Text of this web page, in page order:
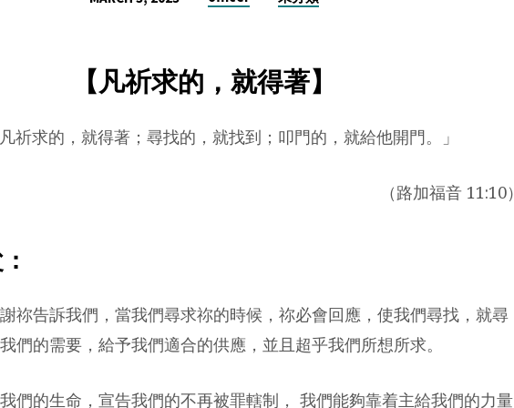
【凡祈求的，就得著】
祈求的，就得著；尋找的，就找到；叩門的，就給他開門。」
（路加福音 11:10）
祢告訴我們，當我們尋求祢的時候，祢必會回應，使我們尋找，就尋
們的需要，給予我們適合的供應，並且超乎我們所想所求。
們的生命，宣告我們的不再被罪轄制， 我們能夠靠着主給我們的力量